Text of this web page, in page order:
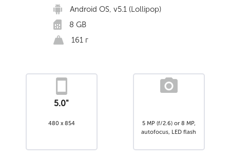
Android OS, v5.1 (Lollipop)
8 GB
161 г
5.0"
480 x 854
5 MP (f/2.6) or 8 MP,
autofocus, LED flash